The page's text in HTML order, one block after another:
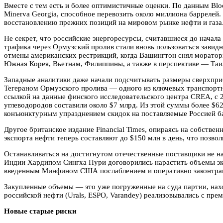
Вместе с тем есть и более оптимистичные оценки. По данным
Minerva Georgia, способное перевозить около миллиона
восстановлению прежних позиций на мировом рынке нефти и
Не секрет, что российские энергоресурсы, считавшиеся до
трафика через Ормузский пролив стали вновь пользоваться
отмены американских рестрикций, когда Вашингтон снял
Южная Корея, Вьетнам, Филиппины, а также в перспективе —
Западные аналитики даже начали подсчитывать размеры
Тегераном Ормузского пролива — одного из ключевых
ссылкой на данные финского исследовательского центра CREA,
углеводородов составили около $7 млрд. Из этой суммы более
конъюнктурным упразднением скидок на поставляемые Россией
Другое британское издание Financial Times, опираясь на
экспорта нефти теперь составляют до $150 млн в день, что
Останавливаться на достигнутом отечественные поставщики
Индии Хардипом Сингха Пури договорились нарастить объемы
введенным Минфином США послаблением и оперативно
Закупленные объемы — это уже погруженные на суда партии,
российской нефти (Urals, ESPO, Varandey) реализовывались с
Новые старые риски